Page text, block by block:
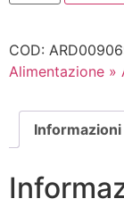
COD:
Alimentazione »